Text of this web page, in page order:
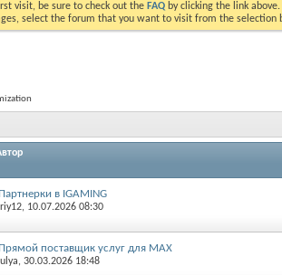
visit, be sure to check out the FAQ by clicking the link
select the forum that you want to visit from the selection
Партнерки в IGAMING
, 10.07.2026 08:30
Прямой поставщик услуг для MAX
, 30.03.2026 18:48